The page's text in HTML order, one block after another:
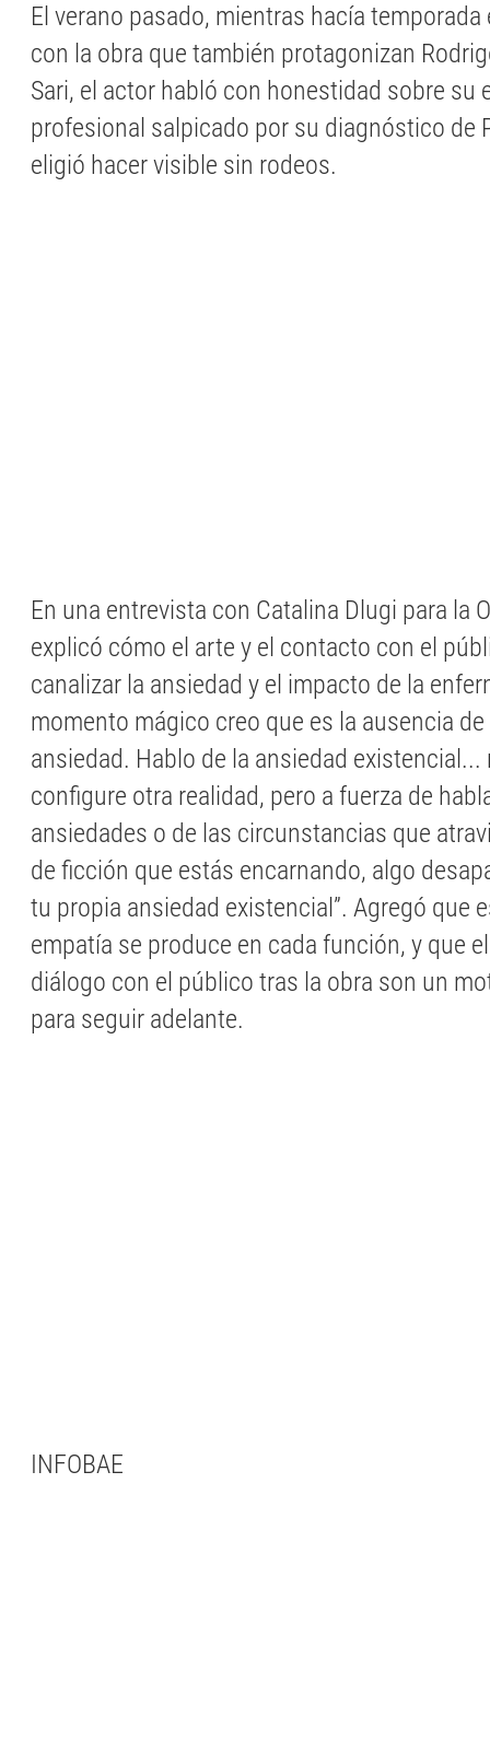
El verano pasado, mientras hacía temporada
con la obra que también protagonizan
Sari, el actor habló con honestidad sobre su
profesional salpicado por su diagnóstico de
eligió hacer visible sin rodeos.
En una entrevista con Catalina Dlugi para la
explicó cómo el arte y el contacto con el
canalizar la ansiedad y el impacto de la
momento mágico creo que es la ausencia
ansiedad. Hablo de la ansiedad
configure otra realidad, pero a fuerza de
ansiedades o de las circunstancias que
de ficción que estás encarnando, algo
tu propia ansiedad existencial”. Agregó que
empatía se produce en cada función, y que
diálogo con el público tras la obra son un
para seguir adelante.
INFOBAE